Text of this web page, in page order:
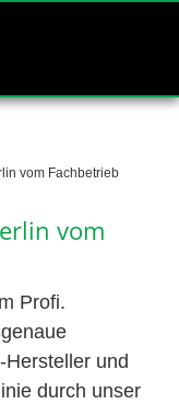
vom Fachbetrieb
vom
Profi.
und
durch unser